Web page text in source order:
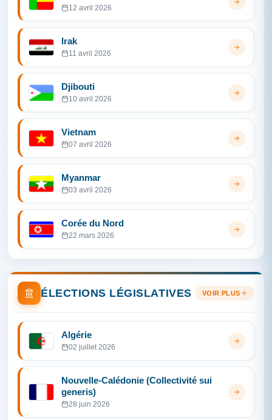
12 avril 2026
Irak
11 avril 2026
Djibouti
10 avril 2026
Vietnam
07 avril 2026
Myanmar
03 avril 2026
Corée du Nord
22 mars 2026
ÉLECTIONS LÉGISLATIVES VOIR PLUS
Algérie
02 juillet 2026
Nouvelle-Calédonie (Collectivité sui
generis)
28 juin 2026